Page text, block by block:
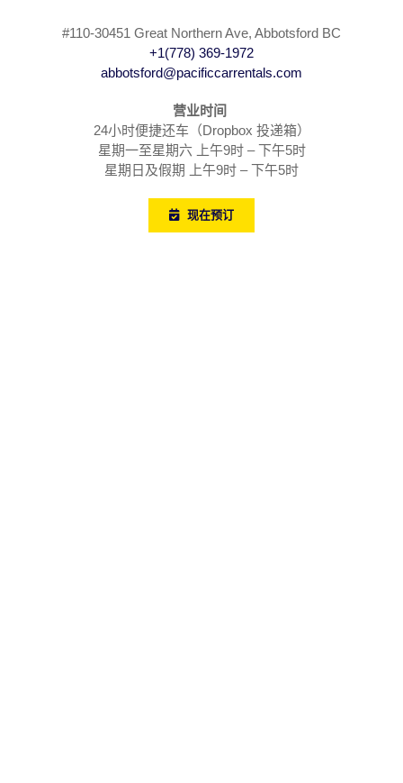
#110-30451 Great Northern Ave, Abbotsford BC
+1(778) 369-1972
abbotsford@pacificcarrentals.com
营业时间
24小时便捷还车（Dropbox 投递箱）
星期一至星期六 上午9时 – 下午5时
星期日及假期 上午9时 – 下午5时
现在预订